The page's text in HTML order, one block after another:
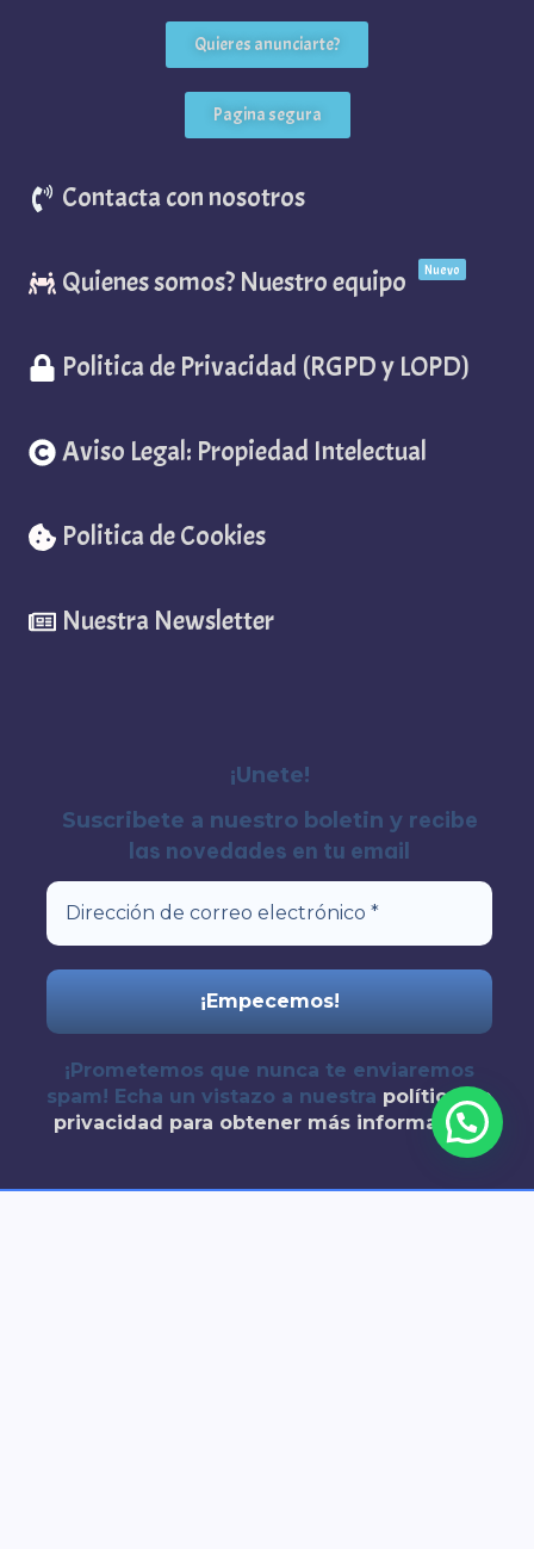
Quieres anunciarte?
Pagina segura
Contacta con nosotros
Quienes somos? Nuestro equipo Nuevo
Politica de Privacidad (RGPD y LOPD)
Aviso Legal: Propiedad Intelectual
Politica de Cookies
Nuestra Newsletter
¡Unete!
Suscribete a nuestro boletin y recibe
las novedades en tu email
¡Prometemos que nunca te enviaremos
spam! Echa un vistazo a nuestra política de
privacidad para obtener más información.